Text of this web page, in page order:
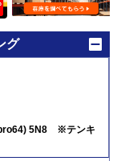
グ
5N8 ※テンキ